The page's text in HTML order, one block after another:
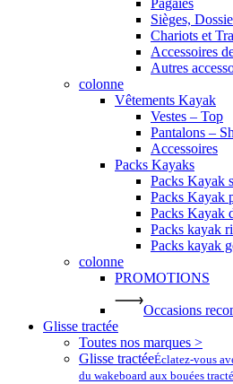
Pagaies
Sièges,
Chariots et
Accessoires
Autres
colonne
Vêtements Kayak
Vestes – Top
Pantalons –
Accessoires
Packs Kayaks
Packs Kayak
Packs Kayak
Packs Kayak
Packs kayak
Packs kayak
colonne
PROMOTIONS
Occasions
Glisse tractée
Toutes nos marques >
Glisse tractéeÉclatez-vous
du wakeboard aux bouées